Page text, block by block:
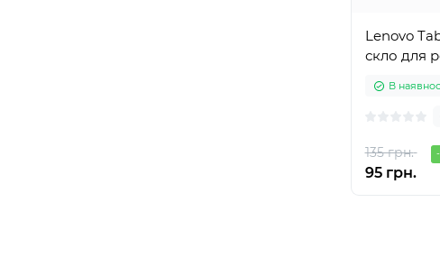
Lenovo
скло для
В
135 грн.
95 грн.